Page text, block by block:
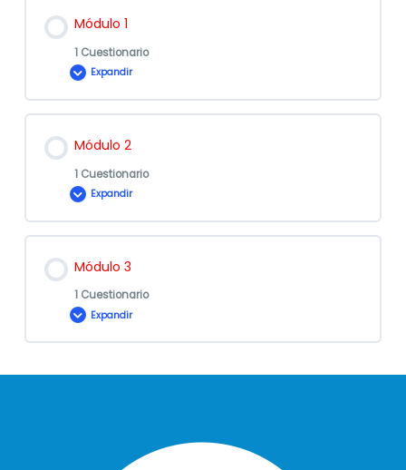
Módulo 1
1 Cuestionario
Expandir
Evaluación
Módulo 1 – Otros
Módulo 2
1 Cuestionario
Expandir
Módulo 3
1 Cuestionario
Expandir
Contenido de la Lección